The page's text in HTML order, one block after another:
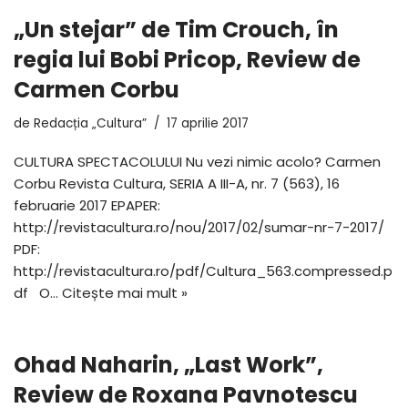
„Un stejar” de Tim Crouch, în
regia lui Bobi Pricop, Review de
Carmen Corbu
de Redacția „Cultura” 17 aprilie 2017
CULTURA SPECTACOLULUI Nu vezi nimic acolo? Carmen
Corbu Revista Cultura, SERIA A III-A, nr. 7 (563), 16
februarie 2017 EPAPER:
http://revistacultura.ro/nou/2017/02/sumar-nr-7-2017/
PDF:
http://revistacultura.ro/pdf/Cultura_563.compressed.p
df O… Citește mai mult »
Ohad Naharin, „Last Work”,
Review de Roxana Pavnotescu